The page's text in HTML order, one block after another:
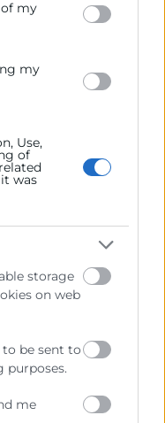
Google consent
my
my
Use,
of
was
storage
on web
be sent to
purposes.
me
amb
oportunitat-país,
per a directius,
de col·laboració,
empresarials
un enfocament
ha participat en
de promoció
quatre seminaris
de la
desafiaments
que s’endinsa
de la